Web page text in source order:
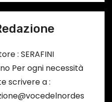
: SERAFINI
Per ogni necessità
scrivere a :